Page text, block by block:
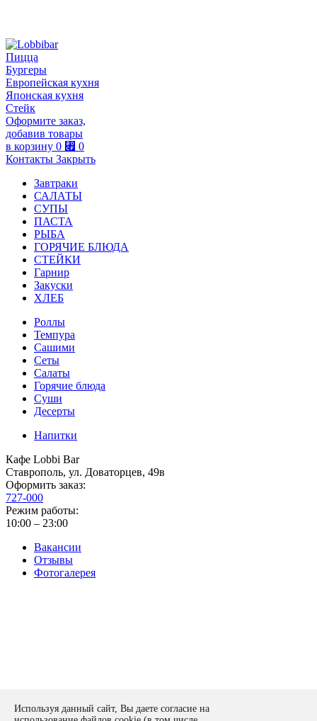
Пицца
Бургеры
Европейская кухня
Японская кухня
Стейк
Оформите заказ,
добавив товары
в корзину 0 ⃏ 0
Контакты Закрыть
Завтраки
САЛАТЫ
СУПЫ
ПАСТА
РЫБА
ГОРЯЧИЕ БЛЮДА
СТЕЙКИ
Гарнир
Закуски
ХЛЕБ
Роллы
Темпура
Сашими
Сеты
Салаты
Горячие блюда
Суши
Десерты
Напитки
Кафе Lobbi Bar
Ставрополь, ул. Доваторцев, 49в
Оформить заказ:
727-000
Режим работы:
10:00 – 23:00
Вакансии
Отзывы
Фотогалерея
Политика конфиденциальности
Оставить заявку
Используя данный сайт, Вы даете согласие на